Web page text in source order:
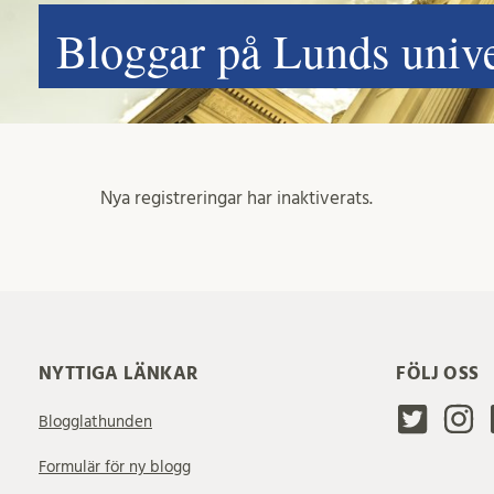
Bloggar på Lunds
Nya registreringar har inaktiverats.
NYTTIGA LÄNKAR
Blogglathunden
Formulär för ny blogg
FÖLJ OSS